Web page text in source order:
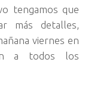
tengamos que
más detalles,
viernes en
a todos los